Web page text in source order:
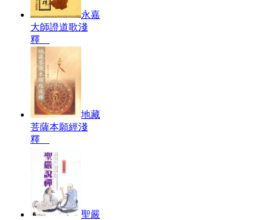
永嘉
大師證道歌淺
釋
地藏
菩薩本願經淺
釋
聖嚴